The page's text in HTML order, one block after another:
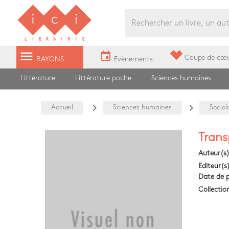
Librairie Ici Grands Boulevards
menu RAYONS event Evènements Coups de
Littérature Littérature poche Sciences humaines
Accueil navigate_next Sciences humaines navigate_next
Auteur(s)
Editeur(s)
Date de